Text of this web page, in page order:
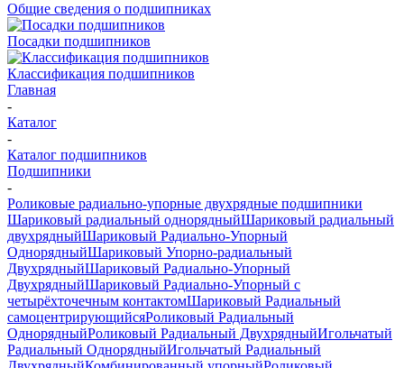
Общие сведения о подшипниках
Посадки подшипников
Классификация подшипников
Главная
-
Каталог
-
Каталог подшипников
Подшипники
-
Роликовые радиально-упорные двухрядные подшипники
Шариковый радиальный однорядныйШариковый радиальный
двухрядныйШариковый Радиально-Упорный
ОднорядныйШариковый Упорно-радиальный
ДвухрядныйШариковый Радиально-Упорный
ДвухрядныйШариковый Радиально-Упорный с
четырёхточечным контактомШариковый Радиальный
самоцентрирующийсяРоликовый Радиальный
ОднорядныйРоликовый Радиальный ДвухрядныйИгольчатый
Радиальный ОднорядныйИгольчатый Радиальный